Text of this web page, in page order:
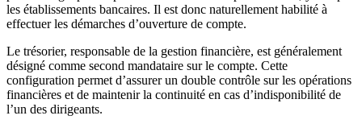
les établissements bancaires. Il est donc naturellement habilité à
effectuer les démarches d’ouverture de compte.
Le trésorier, responsable de la gestion financière, est généralement
désigné comme second mandataire sur le compte. Cette
configuration permet d’assurer un double contrôle sur les opérations
financières et de maintenir la continuité en cas d’indisponibilité de
l’un des dirigeants.